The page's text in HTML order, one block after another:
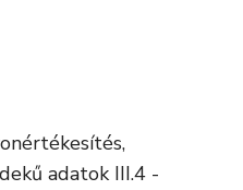
adatok III.4 -